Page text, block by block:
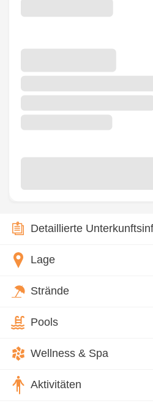
Detaillierte
Lage
Strände
Pools
Wellness & Spa
Aktivitäten